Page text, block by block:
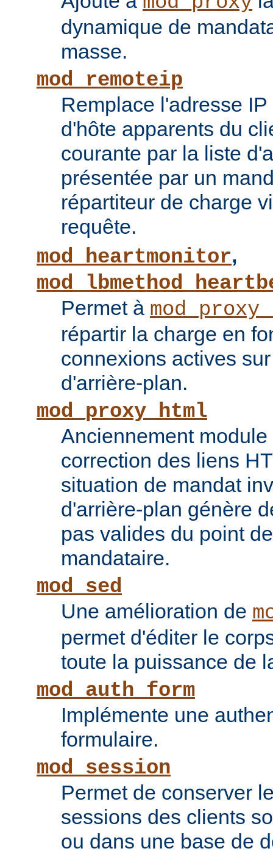
dynamique de
masse.
mod_remoteip
Remplace l'adresse
d'hôte apparents du
courante par la liste
présentée par un
répartiteur de charge
requête.
mod_heartmonitor,
Permet à
répartir la charge en
connexions actives
d'arrière-plan.
mod_proxy_html
Anciennement
correction des liens
situation de mandat
d'arrière-plan génère
pas valides du point
mandataire.
mod_sed
Une amélioration de
permet d'éditer le
toute la puissance de
mod_auth_form
Implémente une
formulaire.
mod_session
Permet de conserver
sessions des clients
ou dans une base de